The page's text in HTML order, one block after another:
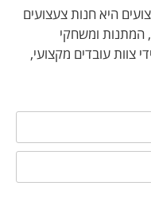
היא חנות צעצועים
המתנות ומשחקי
על ידי צוות עובדים מקצועי,